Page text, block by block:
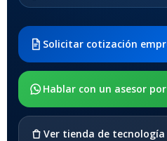
Solicitar cotización
Hablar con un asesor
Ver tienda de tecnología